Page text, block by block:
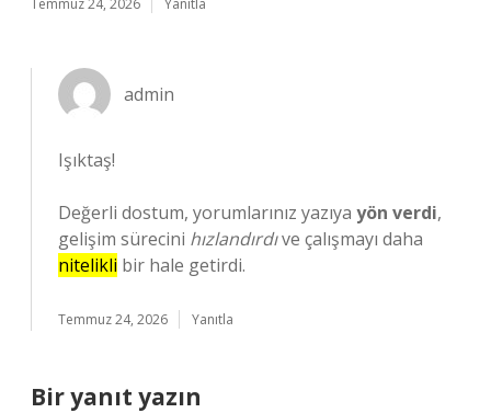
Temmuz 24, 2026 Yanıtla
admin
Işıktaş!
Değerli dostum, yorumlarınız yazıya yön verdi,
gelişim sürecini hızlandırdıve çalışmayı daha
nitelikli bir hale getirdi.
Temmuz 24, 2026 Yanıtla
Bir yanıt yazın